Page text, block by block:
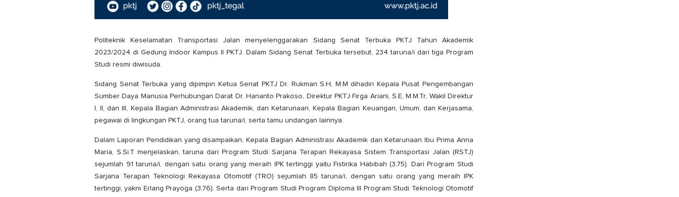
Politeknik Keselamatan Transportasi Jalan menyelenggarakan Sidang Senat Terbuka PKTJ Tahun Akademik
2023/2024 di Gedung Indoor Kampus II PKTJ. Dalam Sidang Senat Terbuka tersebut, 234 taruna/i dari tiga Program
Studi resmi diwisuda.
Sidang Senat Terbuka yang dipimpin Ketua Senat PKTJ Dr. Rukman S.H, M.M dihadiri Kepala Pusat Pengembangan
Sumber Daya Manusia Perhubungan Darat Dr. Hananto Prakoso, Direktur PKTJ Firga Ariani, S.E, M.M.Tr, Wakil Direktur
I, II, dan III, Kepala Bagian Administrasi Akademik, dan Ketarunaan, Kepala Bagian Keuangan, Umum, dan Kerjasama,
pegawai di lingkungan PKTJ, orang tua taruna/i, serta tamu undangan lainnya.
Dalam Laporan Pendidikan yang disampaikan, Kepala Bagian Administrasi Akademik dan Ketarunaan Ibu Prima Anna
Maria, S.Si.T menjelaskan, taruna dari Program Studi Sarjana Terapan Rekayasa Sistem Transportasi Jalan (RSTJ)
sejumlah 91 taruna/i, dengan satu orang yang meraih IPK tertinggi yaitu Fistirika Habibah (3.75). Dari Program Studi
Sarjana Terapan Teknologi Rekayasa Otomotif (TRO) sejumlah 85 taruna/i, dengan satu orang yang meraih IPK
tertinggi, yakni Erlang Prayoga (3,76). Serta dari Program Studi Program Diploma III Program Studi Teknologi Otomotif